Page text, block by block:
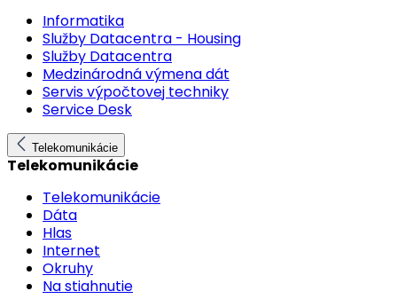
Informatika
Služby Datacentra - Housing
Služby Datacentra
Medzinárodná výmena dát
Servis výpočtovej techniky
Service Desk
Telekomunikácie
Telekomunikácie
Telekomunikácie
Dáta
Hlas
Internet
Okruhy
Na stiahnutie